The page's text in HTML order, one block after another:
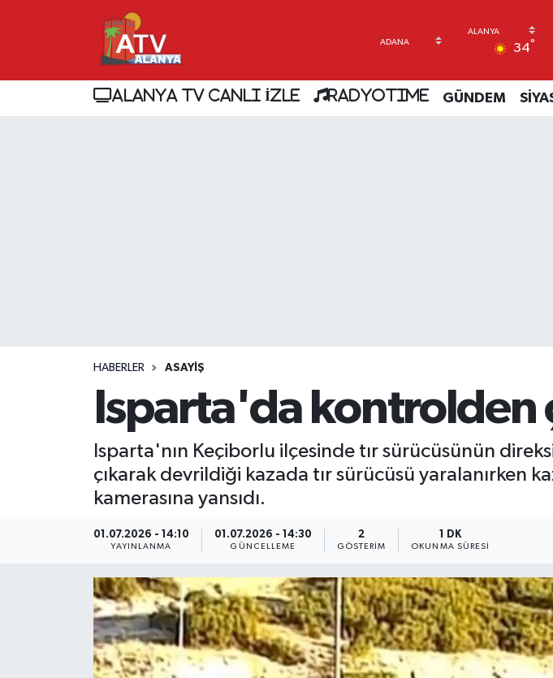
34°
ALANYA TV CANLI İZLE RADYOTIME GÜNDEM
HABERLER ASAYİŞ
Isparta'da kontrolden
Isparta'nın Keçiborlu ilçesinde tır sürücüsünün
çıkarak devrildiği kazada tır sürücüsü yaralanırken
kamerasına yansıdı.
01.07.2026 - 14:10
YAYINLANMA
01.07.2026 - 14:30
GÜNCELLEME
2
GÖSTERIM
1 DK
OKUNMA SÜRESI